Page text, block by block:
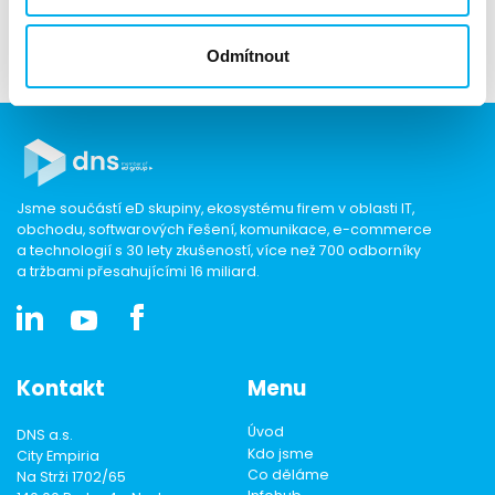
Odmítnout
Jsme součástí eD skupiny, ekosystému firem v oblasti IT,
obchodu, softwarových řešení, komunikace, e-commerce
a technologií s 30 lety zkušeností, více než 700 odborníky
a tržbami přesahujícími 16 miliard.
Kontakt
DNS a.s.
City Empiria
Na Strži 1702/65
Menu
Úvod
Kdo jsme
Co děláme